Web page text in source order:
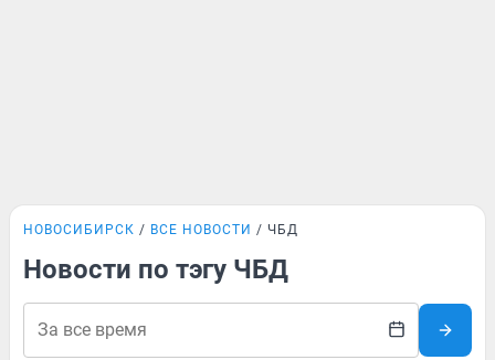
НОВОСИБИРСК ВСЕ НОВОСТИ ЧБД
Новости по тэгу ЧБД